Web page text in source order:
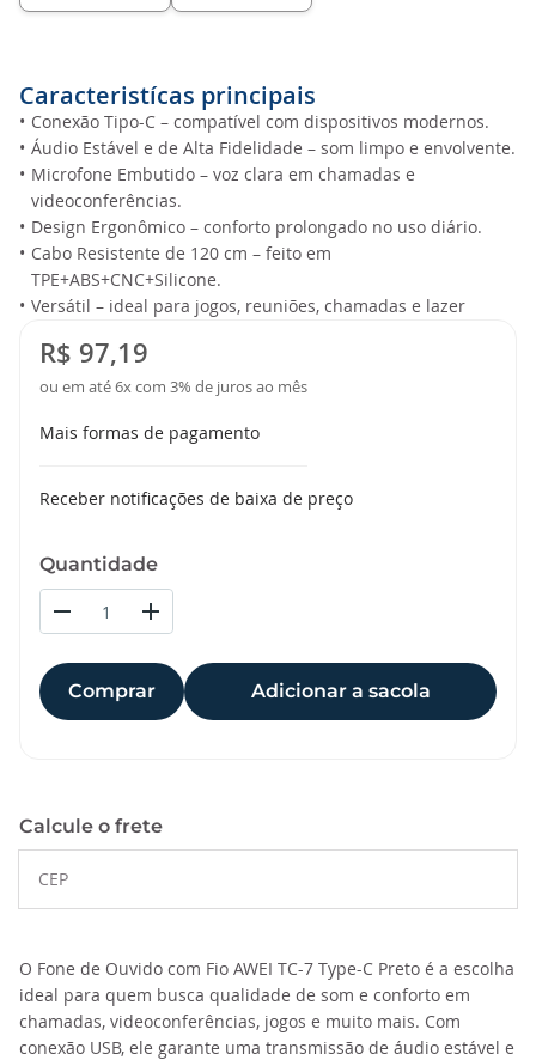
de
Caracteristícas principais
• Conexão Tipo-C – compatível com dispositivos modernos.
• Áudio Estável e de Alta Fidelidade – som limpo e envolvente.
• Microfone Embutido – voz clara em chamadas e
videoconferências.
• Design Ergonômico – conforto prolongado no uso diário.
• Cabo Resistente de 120 cm – feito em
TPE+ABS+CNC+Silicone.
• Versátil – ideal para jogos, reuniões, chamadas e lazer
R$ 97,19
ou em até 6x com 3% de juros ao mês
Mais formas de pagamento
Receber notificações de baixa de preço
Quantidade
Comprar Adicionar a sacola
Calcule o frete
O Fone de Ouvido com Fio AWEI TC-7 Type-C Preto é a escolha
ideal para quem busca qualidade de som e conforto em
chamadas, videoconferências, jogos e muito mais. Com
conexão USB, ele garante uma transmissão de áudio estável e